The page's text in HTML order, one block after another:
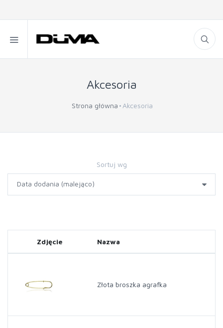
Akcesoria
Strona główna Akcesoria
Sortuj wg
Zdjęcie Nazwa
Złota broszka agrafka